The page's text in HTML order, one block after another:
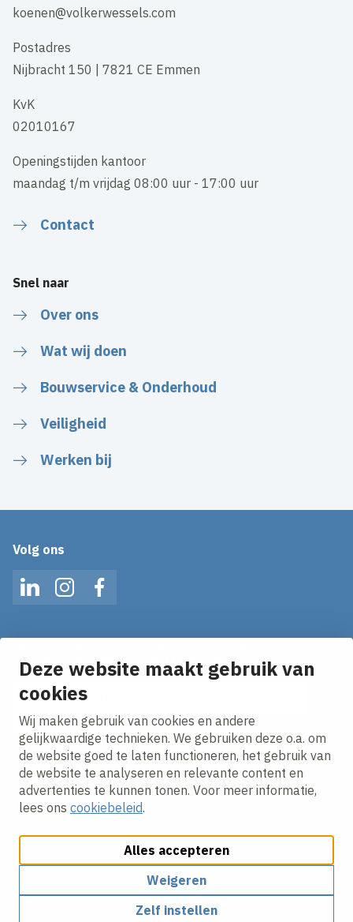
Deze website maakt gebruik van
cookies
Wij maken gebruik van cookies en andere
gelijkwaardige technieken. We gebruiken deze o.a. om
de website goed te laten functioneren, het gebruik van
de website te analyseren en relevante content en
advertenties te kunnen tonen. Voor meer informatie,
lees ons cookiebeleid.
Alles accepteren
Weigeren
Zelf instellen
koenen@volkerwessels.com
Postadres
Nijbracht 150 | 7821 CE Emmen
KvK
02010167
Openingstijden kantoor
maandag t/m vrijdag 08:00 uur - 17:00 uur
Contact
Snel naar
Over ons
Wat wij doen
Bouwservice & Onderhoud
Veiligheid
Werken bij
Volg ons
LinkedInInstagramFacebook
Ontvang onze nieuws alerts in je mailbox!
E-mailadres
Ik ga akkoord met hetprivacy statement.
Cookies aanpassenCookiebeleidPrivacy policy
Algemene inkoopvoorwaarden